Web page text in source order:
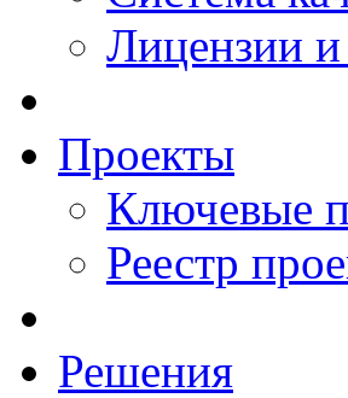
Лицензии
Проекты
Ключевые
Реестр
Решения